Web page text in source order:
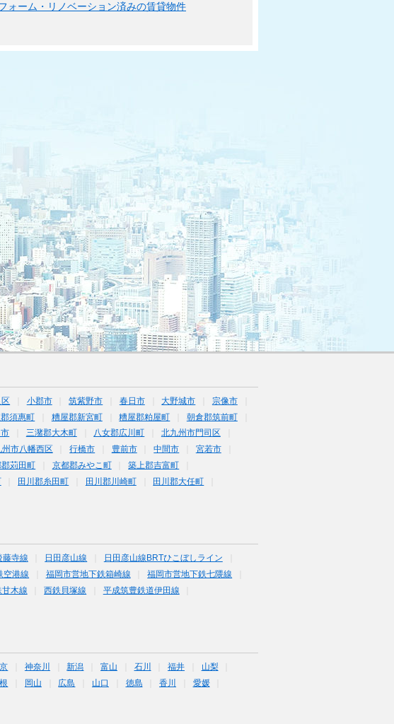
ォーム・リノベーション済みの賃貸物件
小郡市 筑紫野市 春日市 大野城市
宗像市
須惠町 糟屋郡新宮町 糟屋郡粕屋町
朝倉郡筑前町
三潴郡大木町 八女郡広川町
北九州市門司区
州市八幡西区 行橋市 豊前市 中間市
宮若市
郡苅田町 京都郡みやこ町
築上郡吉富町
田川郡糸田町 田川郡川崎町
田川郡大任町
藤寺線 日田彦山線
日田彦山線BRTひこぼしライン
空港線 福岡市営地下鉄箱崎線
福岡市営地下鉄七隈線
甘木線 西鉄貝塚線
平成筑豊鉄道伊田線
神奈川 新潟 富山 石川 福井
山梨
岡山 広島 山口 徳島 香川
愛媛